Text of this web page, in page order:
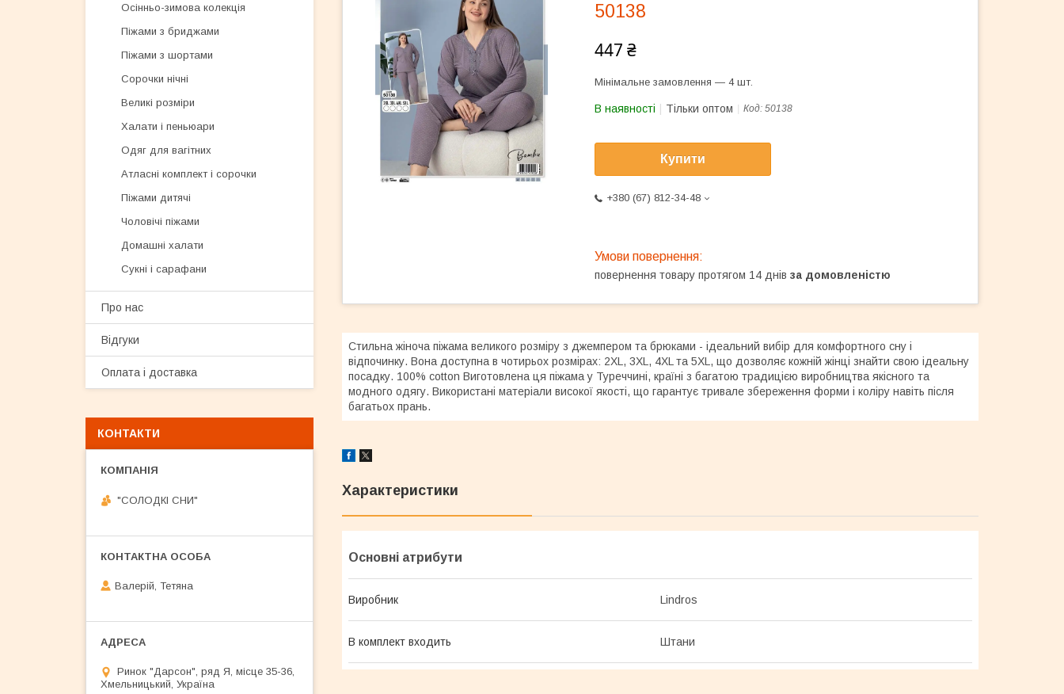
50138
447 ₴
Мінімальне замовлення — 4 шт.
В наявності Тільки оптом Код: 50138
Купити
+380 (67) 812-34-48
повернення товару протягом 14 днів за домовленістю
Cтильна жіноча піжама великого розміру з джемпером та брюками - ідеальний вибір для комфортного сну і
відпочинку. Вона доступна в чотирьох розмірах: 2XL, 3XL, 4XL та 5XL, що дозволяє кожній жінці знайти свою ідеальну
посадку. 100% cotton Виготовлена ця піжама у Туреччині, країні з багатою традицією виробництва якісного та
модного одягу. Використані матеріали високої якості, що гарантує тривале збереження форми і коліру навіть після
багатьох прань.
Характеристики
Основні атрибути
Виробник Lindros
В комплект входить Штани
Осінньо-зимова колекція
Піжами з бриджами
Піжами з шортами
Сорочки нічні
Великі розміри
Халати і пеньюари
Одяг для вагітних
Атласні комплект і сорочки
Піжами дитячі
Чоловічі піжами
Домашні халати
Сукні і сарафани
Про нас
Відгуки
Оплата і доставка
КОНТАКТИ
"СОЛОДКІ СНИ"
Валерій, Тетяна
Ринок "Дарсон", ряд Я, місце 35-36,
Хмельницький, Україна